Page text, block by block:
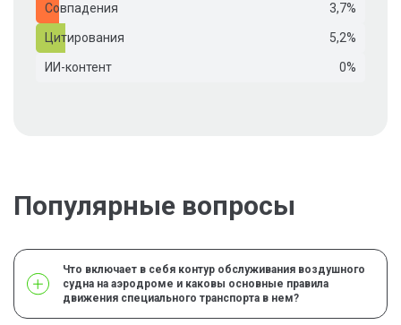
Совпадения 3,7%
Цитирования 5,2%
ИИ-контент 0%
Популярные вопросы
Что включает в себя контур обслуживания воздушного
судна на аэродроме и каковы основные правила
движения специального транспорта в нем?